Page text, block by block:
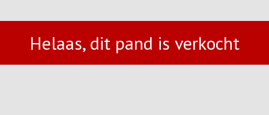
Helaas, dit pand is verkocht